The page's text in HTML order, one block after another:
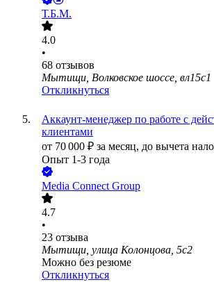
Т.Б.М.
4.0
•
68 отзывов
Мытищи, Волковское шоссе, вл15с1
Откликнуться
Аккаунт-менеджер по работе с
клиентами
от 70 000 ₽ за месяц, до вычета
Опыт 1-3 года
Media Connect Group
4.7
•
23 отзыва
Мытищи, улица Колонцова, 5с2
Можно без резюме
Откликнуться